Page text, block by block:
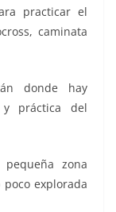
practicar el
caminata
donde hay
práctica del
zona
explorada